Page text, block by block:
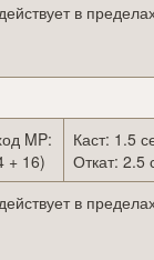
в
MP:
+ 16)
Каст: 1.5
Откат: 2.5
в